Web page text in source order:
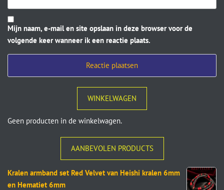
Mijn naam, e-mail en site opslaan in deze browser voor de
volgende keer wanneer ik een reactie plaats.
WINKELWAGEN
Geen producten in de winkelwagen.
AANBEVOLEN PRODUCTS
Kralen armband set Red Velvet van Heishi kralen 6mm
en Hematiet 6mm